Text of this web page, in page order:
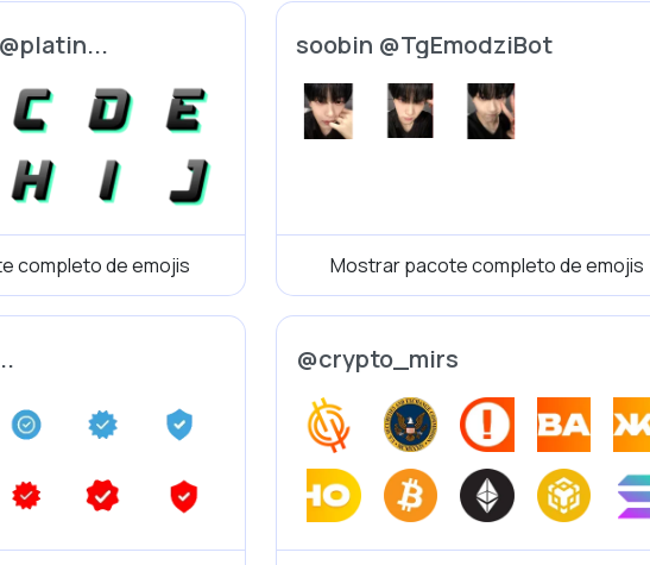
completo de emojis
soobin @TgEmodziBot
Mostrar pacote completo de emojis
@crypto_mirs